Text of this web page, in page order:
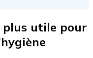
utile pour